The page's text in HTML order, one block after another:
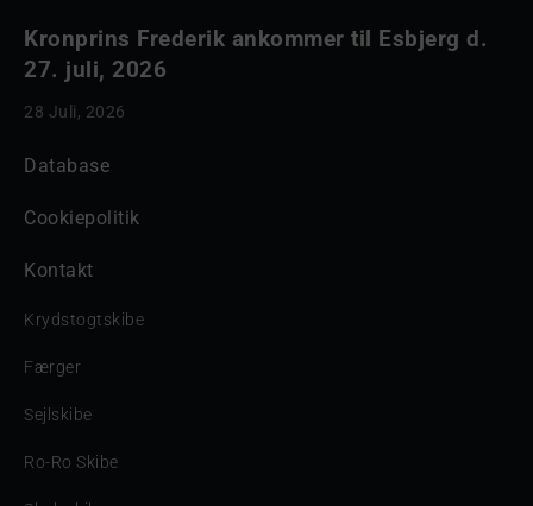
Kronprins Frederik ankommer til Esbjerg d.
27. juli, 2026
28 Juli, 2026
Database
Cookiepolitik
Kontakt
Krydstogtskibe
Færger
Sejlskibe
Ro-Ro Skibe